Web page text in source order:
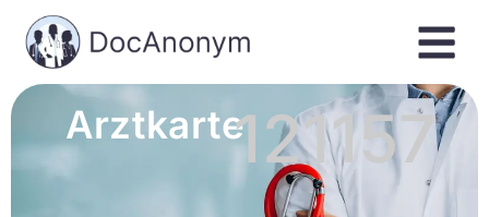
Arztkarte121157